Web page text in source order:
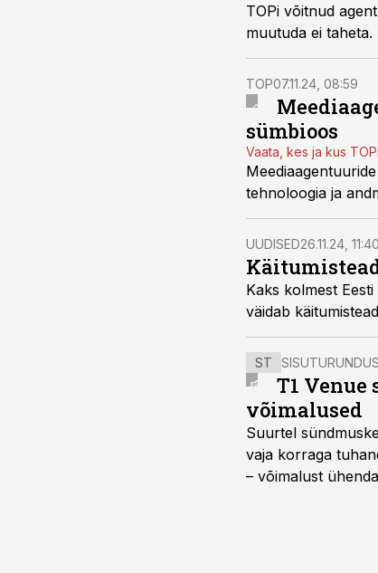
TOPi võitnud
muutuda ei taheta.
TOP07.11.24, 08:59
sümbioos
Vaata, kes ja kus
tehnoloogia ja
UUDISED26.11.24, 11:40
Kaks kolmest
väidab
ST SISUTURUNDUS
T1
võimalused
Suurtel
vaja korraga
– võimalust
vajadustele